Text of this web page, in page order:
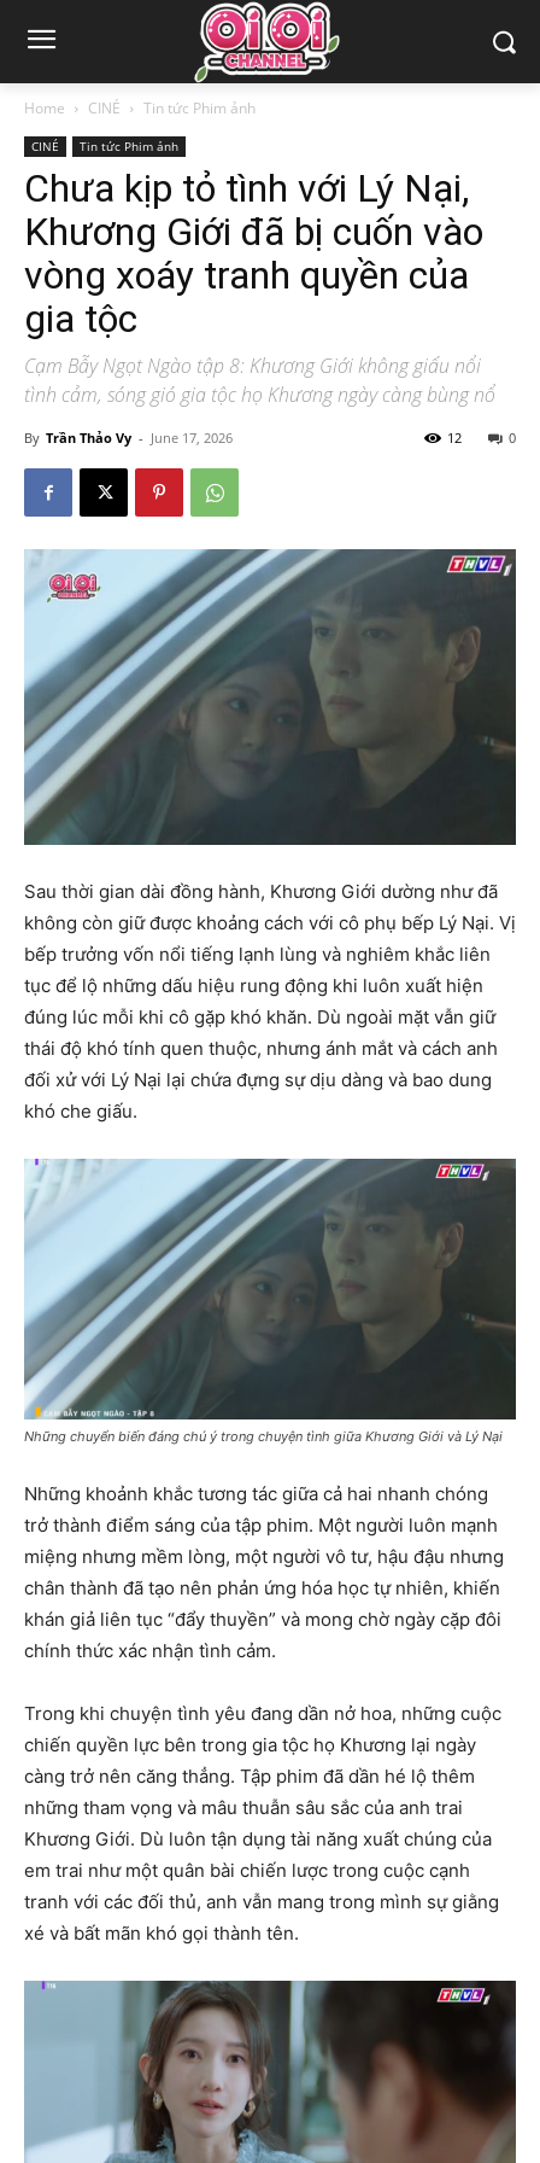
Home CINÉ Tin tức Phim ảnh
CINÉ Tin tức Phim ảnh
Chưa kịp tỏ tình với Lý Nại,
Khương Giới đã bị cuốn vào
vòng xoáy tranh quyền của
gia tộc
Cạm Bẫy Ngọt Ngào tập 8: Khương Giới không giấu nổi
tình cảm, sóng gió gia tộc họ Khương ngày càng bùng nổ
By Trần Thảo Vy - June 17, 2026 0
12
Sau thời gian dài đồng hành, Khương Giới dường như đã
không còn giữ được khoảng cách với cô phụ bếp Lý Nại. Vị
bếp trưởng vốn nổi tiếng lạnh lùng và nghiêm khắc liên
tục để lộ những dấu hiệu rung động khi luôn xuất hiện
đúng lúc mỗi khi cô gặp khó khăn. Dù ngoài mặt vẫn giữ
thái độ khó tính quen thuộc, nhưng ánh mắt và cách anh
đối xử với Lý Nại lại chứa đựng sự dịu dàng và bao dung
khó che giấu.
Những chuyển biến đáng chú ý trong chuyện tình giữa Khương Giới và Lý Nại
Những khoảnh khắc tương tác giữa cả hai nhanh chóng
trở thành điểm sáng của tập phim. Một người luôn mạnh
miệng nhưng mềm lòng, một người vô tư, hậu đậu nhưng
chân thành đã tạo nên phản ứng hóa học tự nhiên, khiến
khán giả liên tục “đẩy thuyền” và mong chờ ngày cặp đôi
chính thức xác nhận tình cảm.
Trong khi chuyện tình yêu đang dần nở hoa, những cuộc
chiến quyền lực bên trong gia tộc họ Khương lại ngày
càng trở nên căng thẳng. Tập phim đã dần hé lộ thêm
những tham vọng và mâu thuẫn sâu sắc của anh trai
Khương Giới. Dù luôn tận dụng tài năng xuất chúng của
em trai như một quân bài chiến lược trong cuộc cạnh
tranh với các đối thủ, anh vẫn mang trong mình sự giằng
xé và bất mãn khó gọi thành tên.